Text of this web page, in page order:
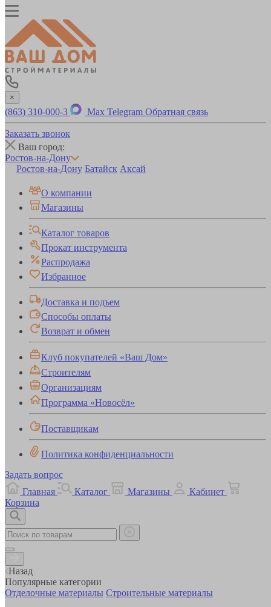
×
(863) 310-000-3 Max Telegram Обратная связь
Заказать звонок
Ваш город:
Ростов-на-Дону
Ростов-на-Дону Батайск Аксай
О компании
Магазины
Каталог товаров
Прокат инструмента
Распродажа
Избранное
Доставка и подъем
Способы оплаты
Возврат и обмен
Клуб покупателей «Ваш Дом»
Строителям
Организациям
Программа «Новосёл»
Поставщикам
Политика конфиденциальности
Задать вопрос
Главная
Каталог Магазины
Кабинет
Корзина
Назад
Популярные категории
Отделочные материалы Строительные материалы